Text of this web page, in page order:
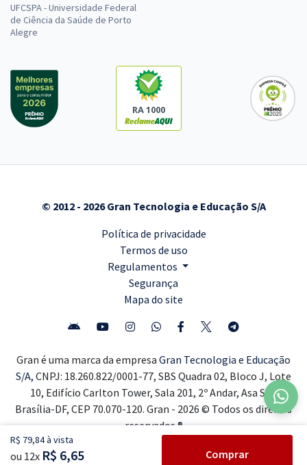
R$ 79,84 à vista
ou 12x R$ 6,65 Comprar
UFCSPA - Universidade Federal
de Ciência da Saúde de Porto
Alegre
RA 1000
© 2012 - 2026 Gran Tecnologia e Educação S/A
Política de privacidade
Termos de uso
Regulamentos
Segurança
Mapa do site
Gran é uma marca da empresa Gran Tecnologia e Educação
S/A, CNPJ: 18.260.822/0001-77, SBS Quadra 02, Bloco J, Lote
10, Edifício Carlton Tower, Sala 201, 2º Andar, Asa Sul,
Brasília-DF, CEP 70.070-120. Gran - 2026 © Todos os direitos
reservados ®